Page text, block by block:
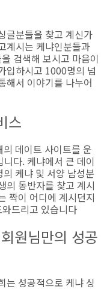
글분들을 찾고 계신가
시는 케냐인분들과
검색해 보시고 마음이
입하시고 1000명의 넘
해서 이야기를 나누어
스
데이트 사이트를 운
다. 케냐에서 큰 데이
케냐 및 서양 남성분
의 동반자를 찾고 계시
짝이 어디에 계시던지
드리고 있습니다
원님만의 성공
는 성공적으로 케냐 싱